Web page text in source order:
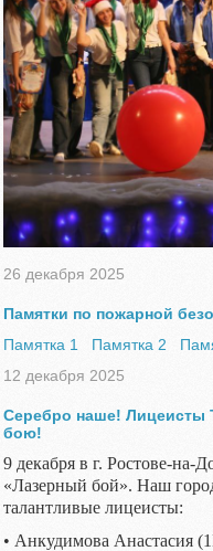
26 декабря 2025
Памятки по пожарной
Памятка 1
Памятка 2
12 декабря 2025
Серебро наше! Лицеисты
бою!
9 декабря в г. Ростове-на-
«Лазерный бой». Наш
талантливые лицеисты:
• Анкудимова Анастасия